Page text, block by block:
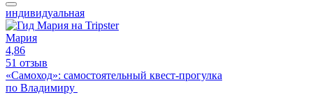
индивидуальная
Мария
4,86
51 отзыв
«Самоход»: самостоятельный квест-прогулка
по Владимиру